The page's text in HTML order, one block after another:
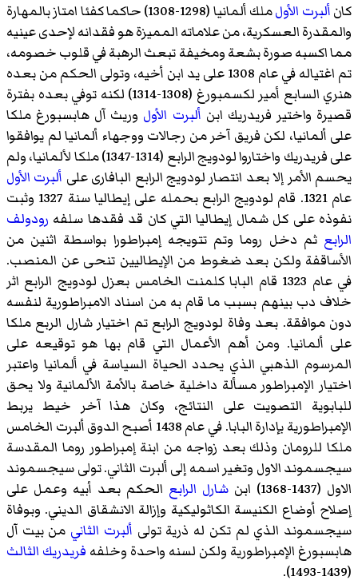
كانألبرت الأول
ملك ألمانيا (1298-1308) حاكما كفئا امتاز بالمهارة
والمقدرة العسكرية، من علاماته المميزة هو فقدانه لإحدى عينيه
مما اكسبه صورة بشعة ومخيفة تبعث الرهبة في قلوب خصومه،
تم اغتياله في عام 1308 على يد ابن أخيه، وتولى الحكم من بعده
هنري السابع أمير لكسمبورغ
(1308-1314) لكنه توفي بعده بفترة
قصيرة واختير فريدريك ابن ألبرت الأول وريث آل هابسبورغ ملكا
على ألمانيا، لكن فريق آخر من رجالات ووجهاء ألمانيا لم يوافقوا
على فريدريك واختاروا لودويج الرابع (1314-1347) ملكا لألمانيا، ولم
يحسم الأمر إلا بعد انتصار لودويج الرابع البافارى على ألبرت الأول
عام 1321. قام لودويج الرابع بحمله على إيطاليا سنة 1327 وثبت
نفوذه على كل شمال إيطاليا التي كان قد فقدها سلفه رودولف
الرابع ثم دخل روما وتم تتويجه إمبراطورا بواسطة اثنين من
الأساقفة ولكن بعد ضغوط من الإيطاليين تنحى عن المنصب.
في عام 1323 قام البابا كلمنت الخامس بعزل لودويج الرابع اثر
خلاف دب بينهم بسبب ما قام به من اسناد الامبراطورية لنفسه
دون موافقة. بعد وفاة لودويج الرابع تم اختيارشارل الربع ملكا
على ألمانيا. ومن أهم الأعمال التي قام بها هو توقيعه على
المرسوم الذهبي الذي يحدد الحياة السياسة في ألمانيا واعتبر
اختيار الإمبراطور مسألة داخلية خاصة بالأمة الألمانية ولا يحق
للبابوية التصويت على النتائج، وكان هذا آخر خيط يربط
الإمبراطورية بإدارة البابا. في عام 1438 أصبح الدوق ألبرت الخامس
ملكا للرومان وذلك بعد زواجه من ابنة إمبراطور روما المقدسة
سيجسموند الاول وتغير اسمه إلىألبرت الثاني. تولىسيجسموند
الاول (1437-1368) ابن شارل الرابع الحكم بعد أبيه وعمل على
إصلاح أوضاع الكنيسة الكاثوليكية وإزالة الانشقاق الديني. وبوفاة
سيجسموند الذي لم تكن له ذرية تولى ألبرت الثاني من بيت آل
هابسبورغ الإمبراطورية ولكن لسنه واحدة وخلفه فريدريك الثالث
(1439-1493).